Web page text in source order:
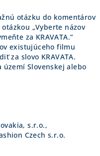
otázku do komentárov
„Vyberte názov
za KRAVATA.“
existujúceho filmu
za slovo KRAVATA.
Slovenskej alebo
s.r.o.,
Czech s.r.o.